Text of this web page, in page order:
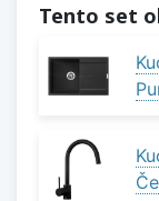
Tento set